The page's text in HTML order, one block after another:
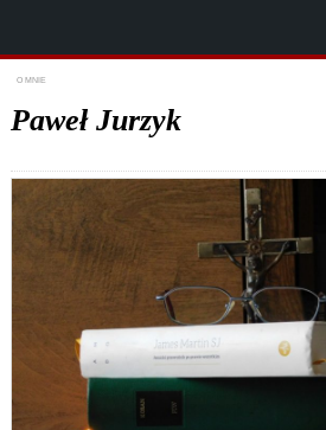
O MNIE
Paweł Jurzyk